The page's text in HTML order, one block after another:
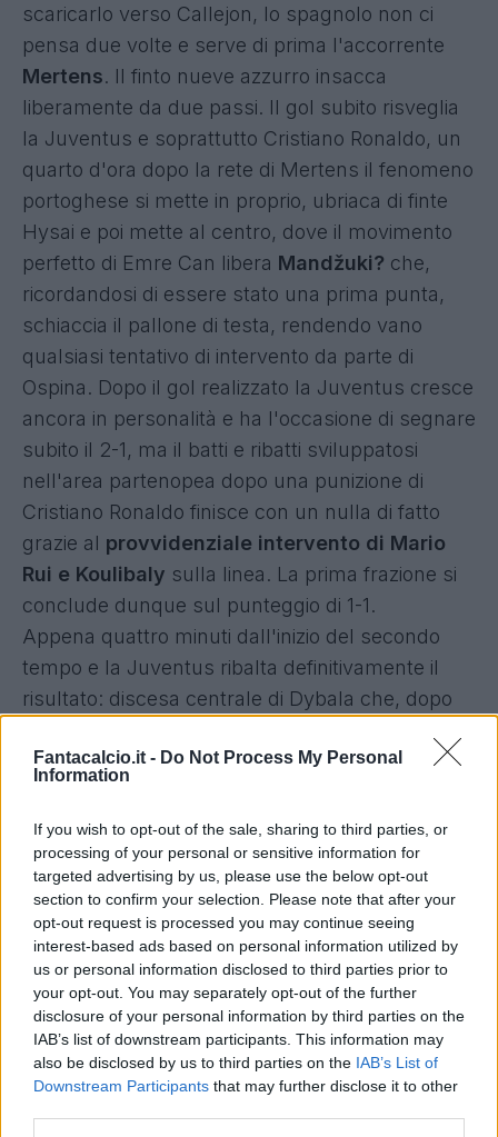
Fantacalcio.it - Do Not Process My Personal
Information
If you wish to opt-out of the sale, sharing to third parties, or
processing of your personal or sensitive information for
targeted advertising by us, please use the below opt-out
section to confirm your selection. Please note that after your
opt-out request is processed you may continue seeing
interest-based ads based on personal information utilized by
us or personal information disclosed to third parties prior to
your opt-out. You may separately opt-out of the further
disclosure of your personal information by third parties on the
IAB’s list of downstream participants. This information may
also be disclosed by us to third parties on the IAB’s List of
Downstream Participants that may further disclose it to other
scaricarlo verso Callejon, lo spagnolo non ci
pensa due volte e serve di prima l'accorrente
Mertens. Il finto nueve azzurro insacca
liberamente da due passi. Il gol subito risveglia
la Juventus e soprattutto Cristiano Ronaldo, un
quarto d'ora dopo la rete di Mertens il fenomeno
portoghese si mette in proprio, ubriaca di finte
Hysai e poi mette al centro, dove il movimento
perfetto di Emre Can libera Mandžuki? che,
ricordandosi di essere stato una prima punta,
schiaccia il pallone di testa, rendendo vano
qualsiasi tentativo di intervento da parte di
Ospina. Dopo il gol realizzato la Juventus cresce
ancora in personalità e ha l'occasione di segnare
subito il 2-1, ma il batti e ribatti sviluppatosi
nell'area partenopea dopo una punizione di
Cristiano Ronaldo finisce con un nulla di fatto
grazie al provvidenziale intervento di Mario
Rui e Koulibaly sulla linea. La prima frazione si
conclude dunque sul punteggio di 1-1.
Appena quattro minuti dall'inizio del secondo
tempo e la Juventus ribalta definitivamente il
risultato: discesa centrale di Dybala che, dopo
conclusione del numero 7 su cui Ospina riesce
ancora Mandžuki?che insacca a porta vuota.
Dopo il vantaggio i bianconeri appaiono in
assoluto controllo del match ed è solamente
questione di tempo prima che arrivi la rete del 3-
1. Gol che si materializza al 76', con il Napoli
anche in inferiorità numerica, sugli sviluppi di un
calcio d'angolo quandoBonucci, dopo una
spizzata del solito Cristiano Ronaldo, devia in
scivolata a pochi centimetri dalla porta. Con un
vantaggio così ampio Allegri predica la solita